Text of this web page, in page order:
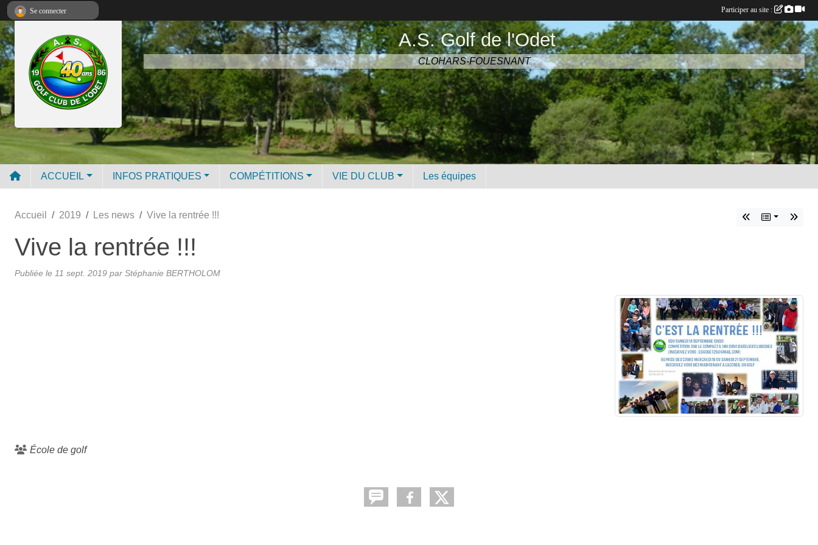
A.S. Golf de l'Odet
CLOHARS-FOUESNANT
ACCUEIL INFOS PRATIQUES COMPÉTITIONS VIE DU CLUB Les équipes
Accueil 2019 Les news Vive la rentrée !!!
Vive la rentrée !!!
Publiée le 11 sept. 2019 par Stéphanie BERTHOLOM
École de golf
Se connecter Participer au site :
Panneau de gestion des cookies